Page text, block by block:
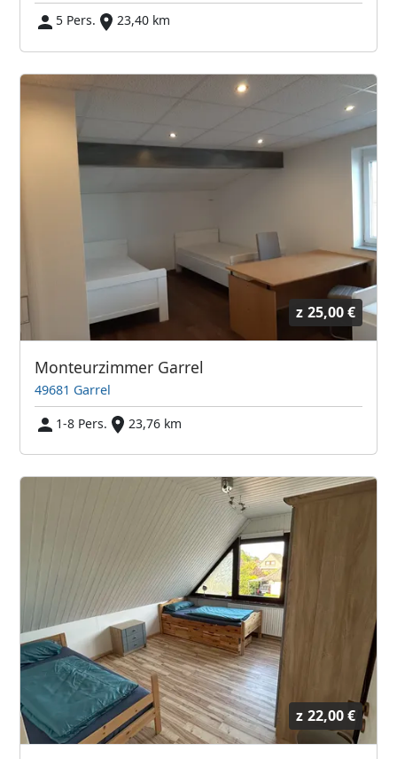
5 Pers.
23,40 km
z 25,00 €
Monteurzimmer Garrel
49681 Garrel
1-8 Pers.
23,76 km
z 22,00 €